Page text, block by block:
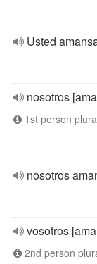
Usted
nosotros
1st person
nosotros
vosotros
2nd person